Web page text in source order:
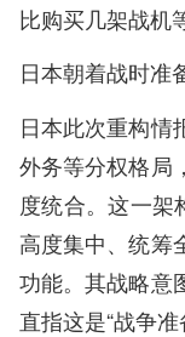
比购买几架战机
日本朝着战时准
日本此次重构情
外务等分权格局
度统合。这一架
高度集中、统筹
功能。其战略意
直指这是“战争准